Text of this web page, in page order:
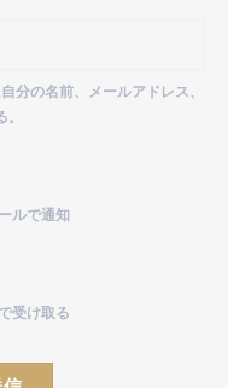
分の名前、メールアドレス、
ルで通知
受け取る